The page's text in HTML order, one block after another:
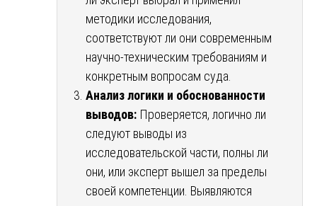
методики исследования,
соответствуют ли они современным
научно-техническим требованиям и
конкретным вопросам суда.
Анализ логики и обоснованности
выводов: Проверяется, логично ли
следуют выводы из
исследовательской части, полны ли
они, или эксперт вышел за пределы
своей компетенции. Выявляются